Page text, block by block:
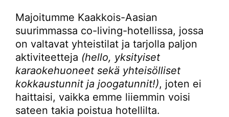
Majoitumme Kaakkois-Aasian
suurimmassa co-living-hotellissa, jossa
on valtavat yhteistilat ja tarjolla paljon
aktiviteetteja (hello, yksityiset
karaokehuoneet sekä yhteisölliset
kokkaustunnit ja joogatunnit!), joten ei
haittaisi, vaikka emme liiemmin voisi
sateen takia poistua hotellilta.